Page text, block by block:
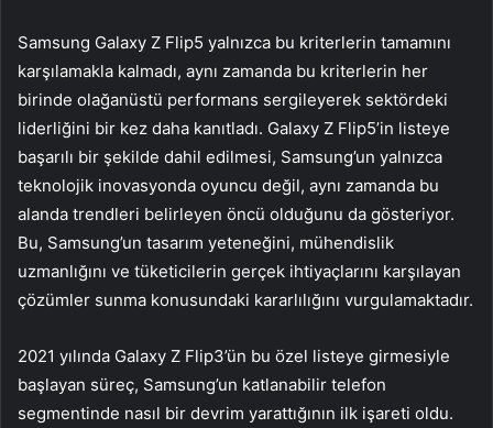
Samsung Galaxy Z Flip5 yalnızca bu kriterlerin tamamını
karşılamakla kalmadı, aynı zamanda bu kriterlerin her
birinde olağanüstü performans sergileyerek sektördeki
liderliğini bir kez daha kanıtladı. Galaxy Z Flip5’in listeye
başarılı bir şekilde dahil edilmesi, Samsung’un yalnızca
teknolojik inovasyonda oyuncu değil, aynı zamanda bu
alanda trendleri belirleyen öncü olduğunu da gösteriyor.
Bu, Samsung’un tasarım yeteneğini, mühendislik
uzmanlığını ve tüketicilerin gerçek ihtiyaçlarını karşılayan
çözümler sunma konusundaki kararlılığını vurgulamaktadır.
2021 yılında Galaxy Z Flip3’ün bu özel listeye girmesiyle
başlayan süreç, Samsung’un katlanabilir telefon
segmentinde nasıl bir devrim yarattığının ilk işareti oldu.